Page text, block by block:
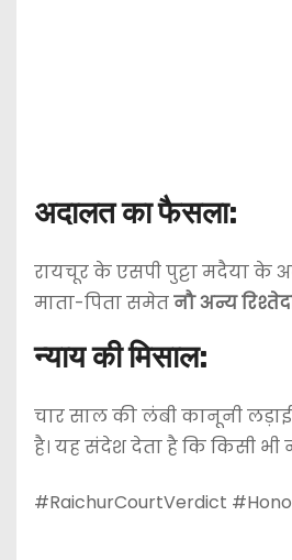
अदालत का फैसला:
रायचूर के एसपी पुट्टा मदैया के
माता-पिता समेतनौ अन्य
न्याय की मिसाल:
चार साल की लंबी कानूनी
है। यह संदेश देता है कि किसी
#RaichurCourtVerdict